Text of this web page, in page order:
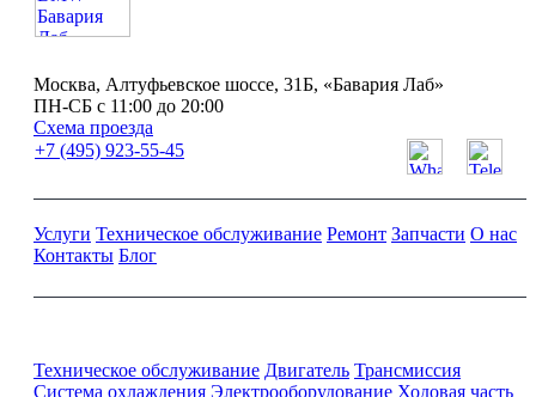
Москва, Алтуфьевское шоссе, 31Б, «Бавария Лаб»
ПН-СБ с 11:00 до 20:00
Схема проезда
+7 (495) 923-55-45
Услуги Техническое обслуживание Ремонт Запчасти О нас
Контакты Блог
Техническое обслуживание Двигатель Трансмиссия
Система охлаждения Электрооборудование Ходовая часть